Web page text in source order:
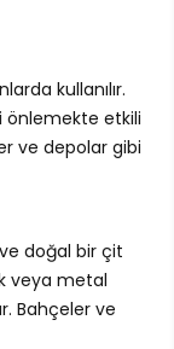
kullanılır.
önlemekte etkili
ve depolar gibi
doğal bir çit
veya metal
Bahçeler ve